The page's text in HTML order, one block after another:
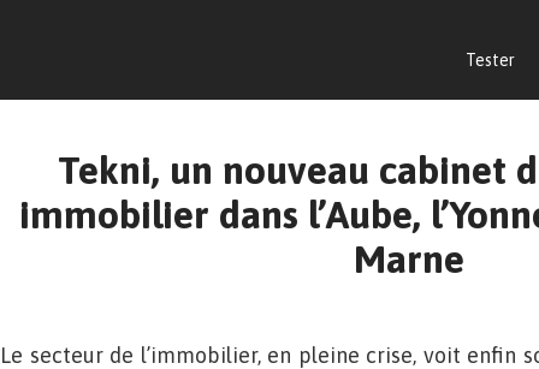
Tester
Tekni, un nouveau cabinet
immobilier dans l’Aube,
Marne
Le secteur de l’immobilier, en pleine crise, voit enfin